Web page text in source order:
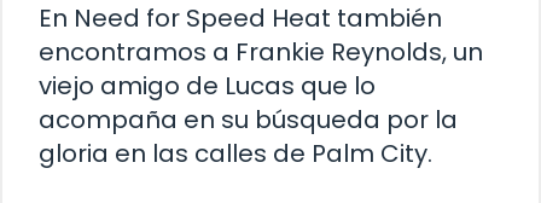
En Need for Speed Heat también
encontramos a Frankie Reynolds, un
viejo amigo de Lucas que lo
acompaña en su búsqueda por la
gloria en las calles de Palm City.